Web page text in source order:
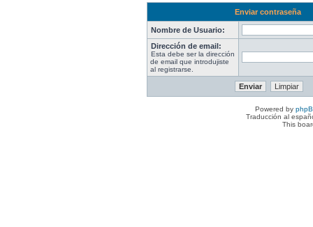
Enviar contraseña
Nombre de Usuario:
Dirección de email:
Esta debe ser la dirección
de email que introdujiste
al registrarse.
Powered by
Traducción al
This